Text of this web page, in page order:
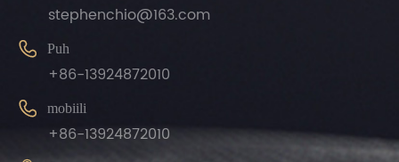
stephenchio@163.com
 Puh
+86-13924872010
 mobiili
+86-13924872010